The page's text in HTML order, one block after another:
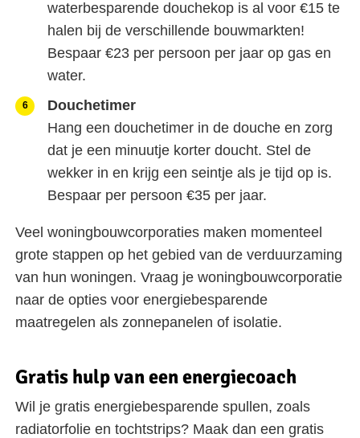
waterbesparende douchekop is al voor €15 te
halen bij de verschillende bouwmarkten!
Bespaar €23 per persoon per jaar op gas en
water.
Douchetimer
Hang een douchetimer in de douche en zorg
dat je een minuutje korter doucht. Stel de
wekker in en krijg een seintje als je tijd op is.
Bespaar per persoon €35 per jaar.
Veel woningbouwcorporaties maken momenteel
grote stappen op het gebied van de verduurzaming
van hun woningen. Vraag je woningbouwcorporatie
naar de opties voor energiebesparende
maatregelen als zonnepanelen of isolatie.
Gratis hulp van een energiecoach
Wil je gratis energiebesparende spullen, zoals
radiatorfolie en tochtstrips? Maak dan een gratis